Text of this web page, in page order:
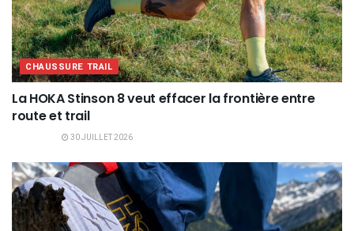
CHAUSSURE TRAIL
La HOKA Stinson 8 veut effacer la frontière entre
route et trail
30 JUILLET 2026